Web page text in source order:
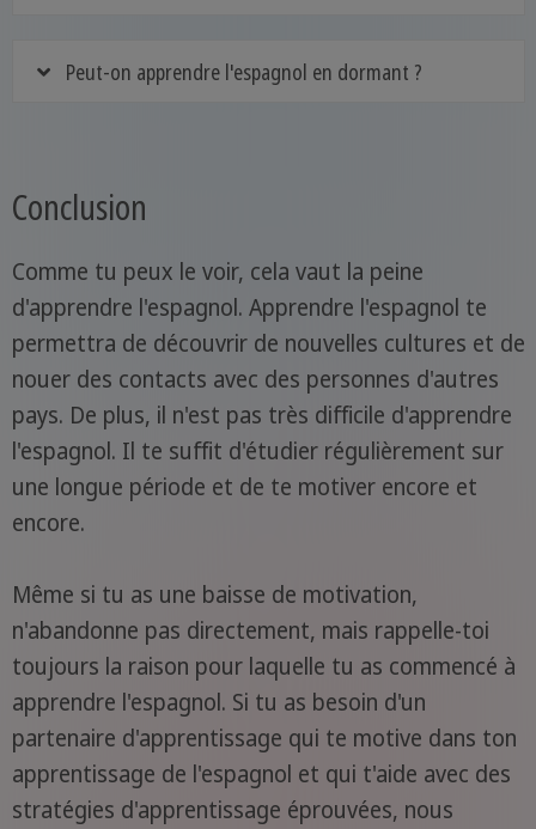
Peut-on apprendre l'espagnol en dormant ?
Conclusion
Comme tu peux le voir, cela vaut la peine
d'apprendre l'espagnol. Apprendre l'espagnol te
permettra de découvrir de nouvelles cultures et de
nouer des contacts avec des personnes d'autres
pays. De plus, il n'est pas très difficile d'apprendre
l'espagnol. Il te suffit d'étudier régulièrement sur
une longue période et de te motiver encore et
encore.
Même si tu as une baisse de motivation,
n'abandonne pas directement, mais rappelle-toi
toujours la raison pour laquelle tu as commencé à
apprendre l'espagnol. Si tu as besoin d'un
partenaire d'apprentissage qui te motive dans ton
apprentissage de l'espagnol et qui t'aide avec des
stratégies d'apprentissage éprouvées, nous